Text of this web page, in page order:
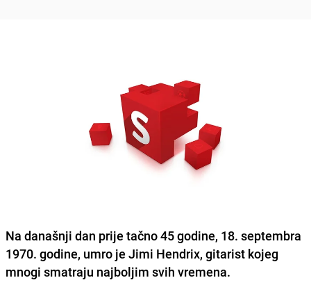
Na današnji dan prije tačno 45 godine, 18. septembra
1970. godine, umro je Jimi Hendrix, gitarist kojeg
mnogi smatraju najboljim svih vremena.